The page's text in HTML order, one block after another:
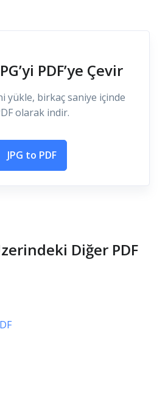
PDF’ye Çevir
yükle, birkaç saniye içinde
olarak indir.
JPG to PDF
Diğer PDF